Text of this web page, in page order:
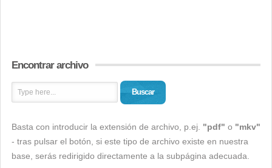
Encontrar archivo
Buscar
Basta con introducir la extensión de archivo, p.ej. "pdf" o "mkv"
- tras pulsar el botón, si este tipo de archivo existe en nuestra
base, serás redirigido directamente a la subpágina adecuada.